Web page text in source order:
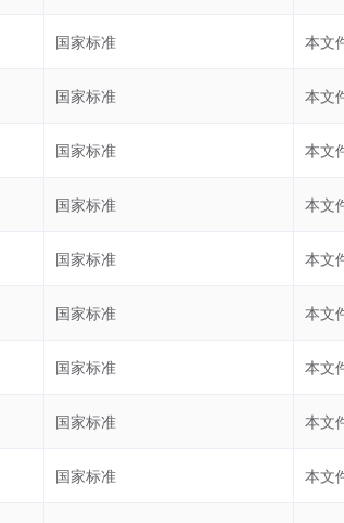
国家标准
国家标准
国家标准
国家标准
国家标准
国家标准
国家标准
国家标准
国家标准